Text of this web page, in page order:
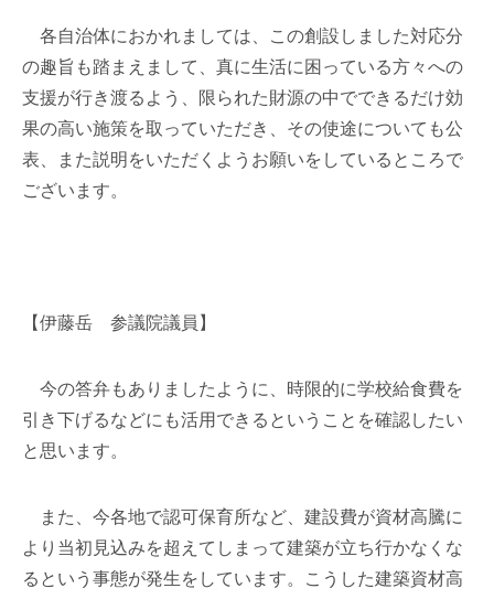
各自治体におかれましては、この創設しました対応分
の趣旨も踏まえまして、真に生活に困っている方々への
支援が行き渡るよう、限られた財源の中でできるだけ効
果の高い施策を取っていただき、その使途についても公
表、また説明をいただくようお願いをしているところで
ございます。
【伊藤岳 参議院議員】
今の答弁もありましたように、時限的に学校給食費を
引き下げるなどにも活用できるということを確認したい
と思います。
また、今各地で認可保育所など、建設費が資材高騰に
より当初見込みを超えてしまって建築が立ち行かなくな
るという事態が発生をしています。こうした建築資材高